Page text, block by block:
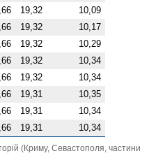
19,32
10,09
19,32
10,17
19,32
10,29
19,32
10,34
19,32
10,34
19,31
10,35
19,31
10,34
19,31 10,34
(Криму, Севастополя, частини